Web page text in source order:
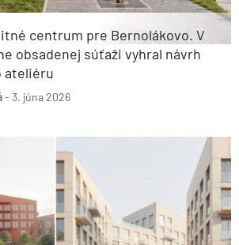
centrum pre Bernolákovo. V
obsadenej súťaži vyhral návrh
ateliéru
- 3. júna 2026